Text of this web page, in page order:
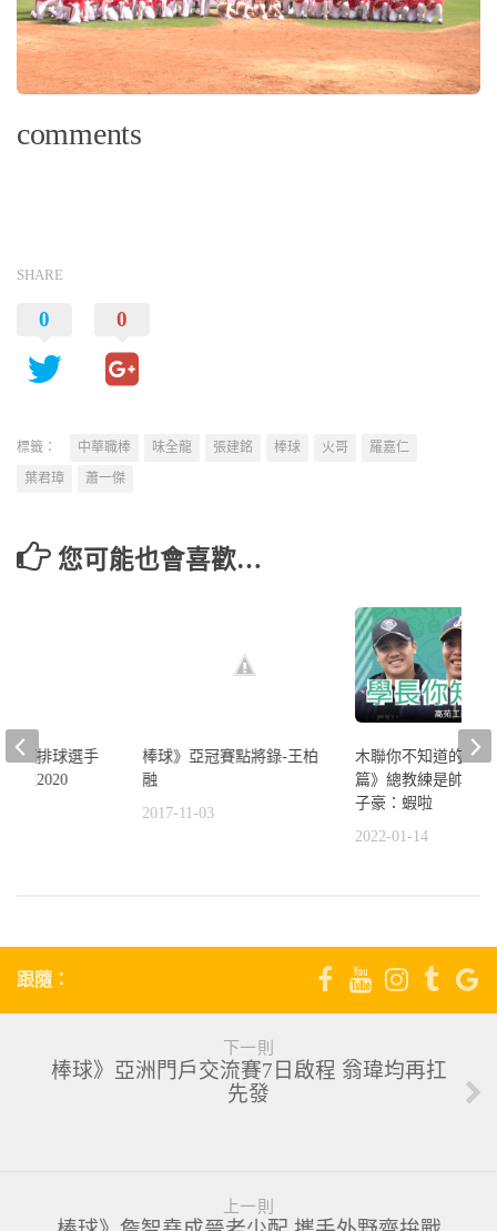
comments
SHARE
0 0
標籤： 中華職棒 味全龍 張建銘 棒球 火哥
羅嘉仁
葉君璋
蕭一傑
您可能也會喜歡…
棒球》亞冠賽點將錄-王柏
融
2017-11-03
木聯你不知道的事-
篇》總教練是帥哥
子豪：蝦啦
2022-01-14
田徑排球選手
放眼2020
跟隨：
下一則
棒球》亞洲門戶交流賽7日啟程 翁瑋均再扛
先發
上一則